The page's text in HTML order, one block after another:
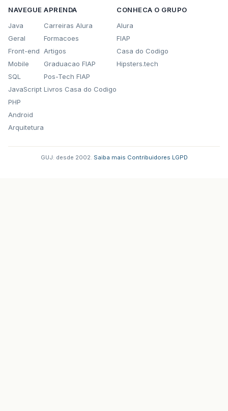
NAVEGUE
Java
Geral
Front-end
Mobile
SQL
JavaScript
PHP
Android
Arquitetura
APRENDA
Carreiras Alura
Formacoes
Artigos
Graduacao FIAP
Pos-Tech FIAP
Livros Casa do Codigo
CONHECA O GRUPO
Alura
FIAP
Casa do Codigo
Hipsters.tech
GUJ: desde 2002. Saiba mais Contribuidores LGPD